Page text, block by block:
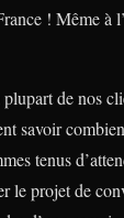
! Même à
de nos
savoir
tenus
le projet de